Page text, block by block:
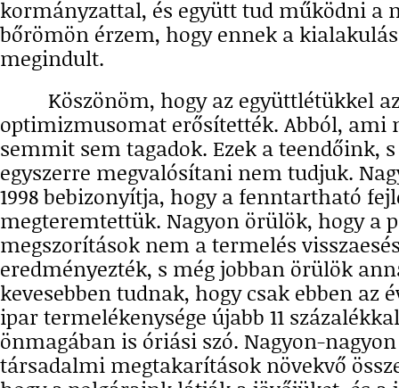
kormányzattal, és együtt tud működni a
bőrömön érzem, hogy ennek a
megindult.
Köszönöm, hogy az együttlétükkel
optimizmusomat erősítették. Abból, ami
semmit sem tagadok. Ezek a teendőink,
egyszerre megvalósítani nem tudjuk.
1998 bebizonyítja, hogy a fenntartható
megteremtettük. Nagyon örülök, hogy a
megszorítások nem a termelés
eredményezték, s még jobban örülök
kevesebben tudnak, hogy csak ebben az
ipar termelékenysége újabb 11
önmagában is óriási szó. Nagyon-
társadalmi megtakarítások növekvő